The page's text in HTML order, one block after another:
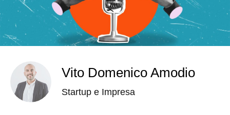
Vito Domenico Amodio
Startup e Impresa